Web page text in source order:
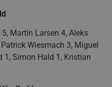
Martin Larsen 4, Aleks
Wiesmach 3, Miguel
1, Simon Hald 1, Kristian